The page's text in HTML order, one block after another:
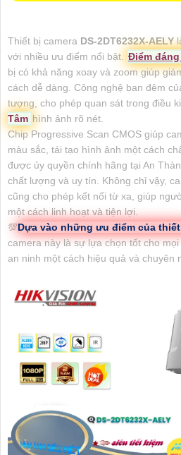
Thiết bị camera DS-2DT6232X-AELY
với nhiều ưu điểm nổi bật.
Điểm
bị có khả năng xoay và zoom giúp
cách dễ dàng. Công nghệ ban đêm
tượng, cho phép quan sát trong điều
Tâm hình ảnh rõ nét.
Chip Progressive Scan CMOS giúp
màu sắc, tái tạo hình ảnh một cách
được ủy quyền chính hãng tại An
chất lượng và uy tín. Không chỉ vậy,
cũng cho phép kết nối từ xa, giúp
một cách linh hoạt và tiện lợi.
💯Dựa vào những ưu điểm của
camera này là sự lựa chọn tốt cho
an ninh một cách hiệu quả và chuyên